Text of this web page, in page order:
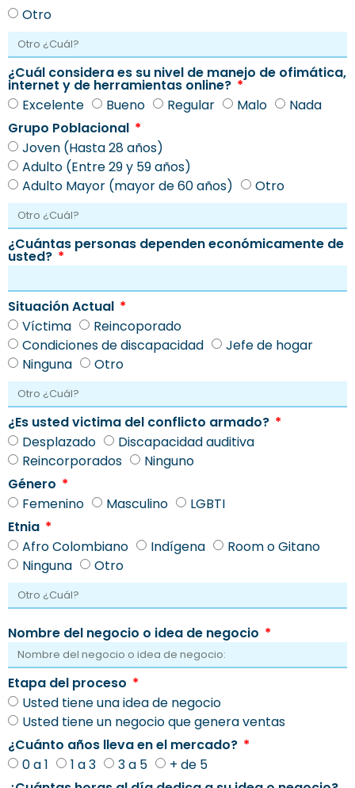
Otro
¿Cuál considera es su nivel de manejo de ofimática,
internet y de herramientas online?
Excelente
Bueno Regular Malo
Nada
Grupo Poblacional
Joven (Hasta 28 años)
Adulto (Entre 29 y 59 años)
Adulto Mayor (mayor de 60 años)
Otro
¿Cuántas personas dependen económicamente de
usted?
Situación Actual
Víctima
Reincoporado
Condiciones de discapacidad
Jefe de hogar
Ninguna
Otro
¿Es usted victima del conflicto armado?
Desplazado
Discapacidad auditiva
Reincorporados
Ninguno
Género
Femenino
Masculino
LGBTI
Etnia
Afro Colombiano
Indígena
Room o Gitano
Ninguna
Otro
Nombre del negocio o idea de negocio
Etapa del proceso
Usted tiene una idea de negocio
Usted tiene un negocio que genera ventas
¿Cuánto años lleva en el mercado?
0 a 1
1 a 3 3 a 5
+ de 5